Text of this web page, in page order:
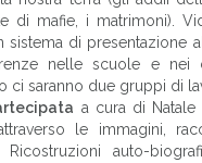
di mafie, i matrimoni).
sistema di presentazione
nelle scuole e nei
ci saranno due gruppi di
a cura di
le immagini,
auto-